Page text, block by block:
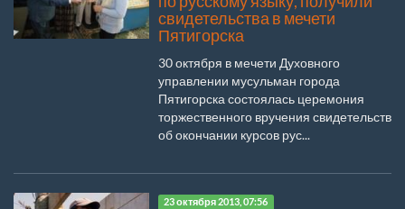
свидетельства в мечети
Пятигорска
30 октября в мечети Духовного
управлении мусульман города
Пятигорска состоялась церемония
торжественного вручения свидетельств
об окончании курсов рус...
23 октября 2013, 07:56